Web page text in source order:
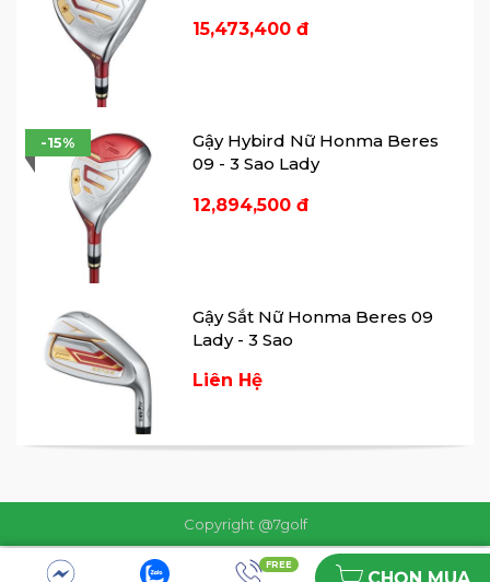
15,473,400 đ
Gậy Hybird Nữ Honma Beres
09 - 3 Sao Lady
12,894,500 đ
-15%
Gậy Sắt Nữ Honma Beres 09
Lady - 3 Sao
Liên Hệ
09 Lady - 4 Sao
Liên Hệ
Copyright @7golf
FREE